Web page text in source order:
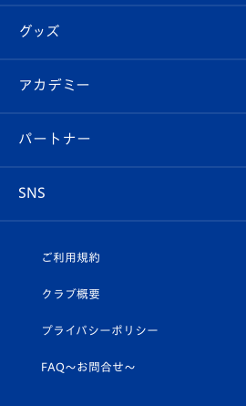
チケット
イベント
メディア
ホームタウン
スタッフプロフィール
マスコット紹介
平和祈念活動
はじめての観戦ガイド
Revive Team
ヴィヴィくんの長崎おもてなしガイド
フォトギャラリー
スタジアムグルメ
チケット
V-LOVERS（ファンクラブ）
プレイヤーズスイート
グッズ
オンラインショップ
店舗情報
アカデミー
育成からのお知らせ
U-18
スクール
パートナー
SNS
ヴィヴィくんインスタグラム
公式LINE＠
ご利用規約
クラブ概要
プライバシーポリシー
FAQ〜お問合せ〜